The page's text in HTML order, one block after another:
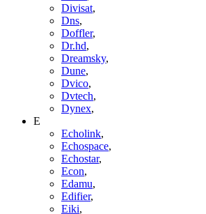
Divisat,
Dns,
Doffler,
Dr.hd,
Dreamsky,
Dune,
Dvico,
Dvtech,
Dynex,
E
Echolink,
Echospace,
Echostar,
Econ,
Edamu,
Edifier,
Eiki,